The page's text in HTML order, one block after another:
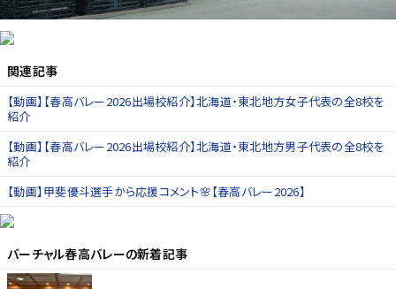
関連記事
【動画】【春高バレー2026出場校紹介】北海道・東北地方女子代表の全8校を
紹介
【動画】【春高バレー2026出場校紹介】北海道・東北地方男子代表の全8校を
紹介
【動画】甲斐優斗選手から応援コメント🌸【春高バレー2026】
バーチャル春高バレーの新着記事